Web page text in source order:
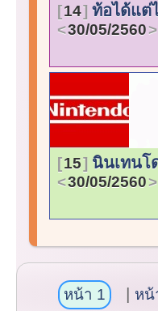
14 ท้อได้แต่
30/05/2560
15 นินเทนโ
30/05/2560
หน้า 1 หน้